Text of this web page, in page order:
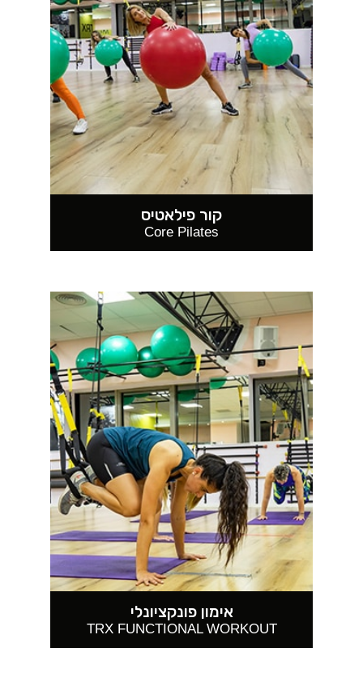
קור פילאטיס
Core Pilates
אימון פונקציונלי
TRX FUNCTIONAL WORKOUT